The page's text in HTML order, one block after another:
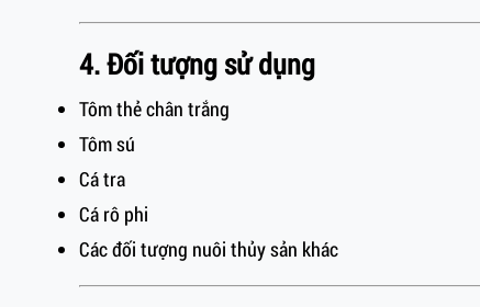
4. Đối tượng sử dụng
Tôm thẻ chân trắng
Tôm sú
Cá tra
Cá rô phi
Các đối tượng nuôi thủy sản khác